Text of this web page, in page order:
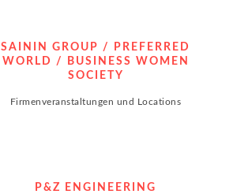
SAININ GROUP / PREFERRED
WORLD / BUSINESS WOMEN
SOCIETY
Firmenveranstaltungen und Locations
P&Z ENGINEERING